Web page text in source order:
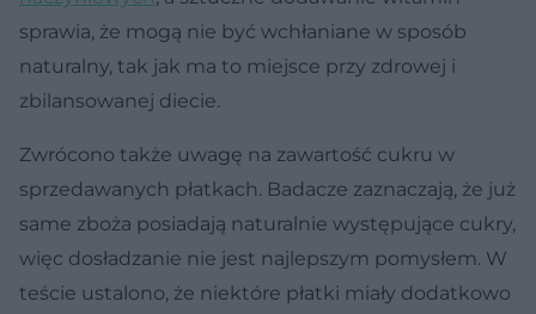
sprawia, że mogą nie być wchłaniane w sposób
naturalny, tak jak ma to miejsce przy zdrowej i
zbilansowanej diecie.
Zwrócono także uwagę na zawartość cukru w
sprzedawanych płatkach. Badacze zaznaczają, że już
same zboża posiadają naturalnie występujące cukry,
więc dosładzanie nie jest najlepszym pomysłem. W
teście ustalono, że niektóre płatki miały dodatkowo